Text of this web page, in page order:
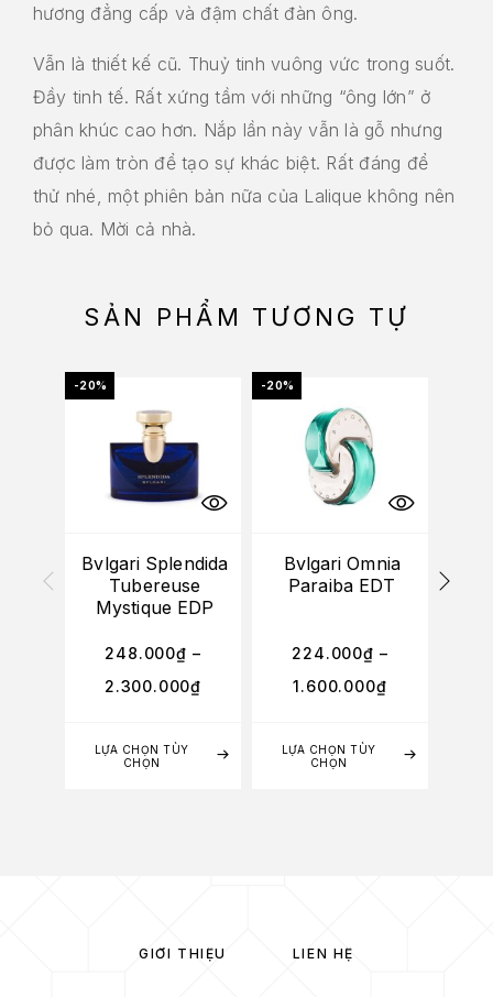
hương đẳng cấp và đậm chất đàn ông.
Vẫn là thiết kế cũ. Thuỷ tinh vuông vức trong suốt.
Đầy tinh tế. Rất xứng tầm với những “ông lớn” ở
phân khúc cao hơn. Nắp lần này vẫn là gỗ nhưng
được làm tròn để tạo sự khác biệt. Rất đáng để
thử nhé, một phiên bản nữa của Lalique không nên
bỏ qua. Mời cả nhà.
SẢN PHẨM TƯƠNG TỰ
-20%
LỰA CHỌN TÙY
CHỌN
Bvlgari Splendida
Tubereuse
Mystique EDP
248.000₫ –
2.300.000₫
-20%
LỰA CHỌN TÙY
CHỌN
Bvlgari Omnia
Paraiba EDT
224.000₫ –
1.600.000₫
GIỚI THIỆU LIÊN HỆ